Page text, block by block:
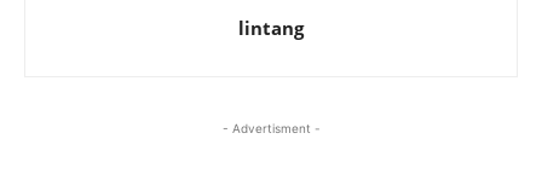
lintang
- Advertisment -